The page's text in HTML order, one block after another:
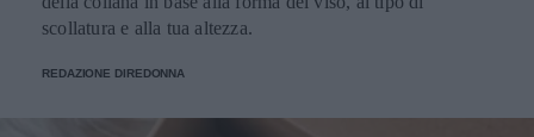
scollatura e alla tua altezza.
REDAZIONE DIREDONNA